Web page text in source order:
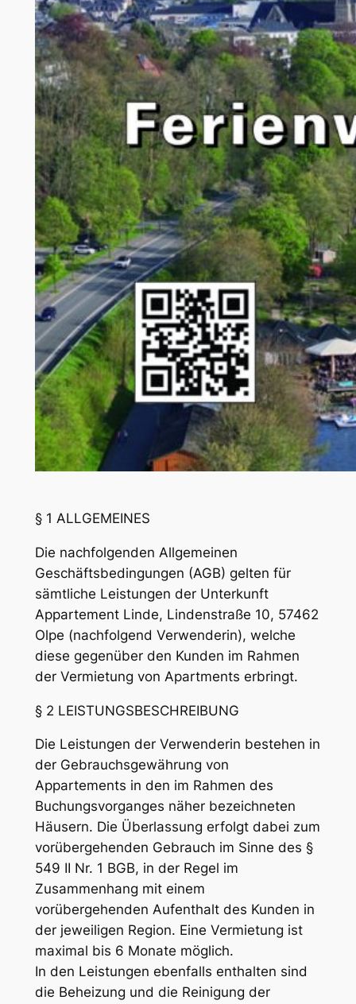
§ 1 ALLGEMEINES
Die nachfolgenden Allgemeinen
Geschäftsbedingungen (AGB) gelten für
sämtliche Leistungen der Unterkunft
Appartement Linde, Lindenstraße 10, 57462
Olpe (nachfolgend Verwenderin), welche
diese gegenüber den Kunden im Rahmen
der Vermietung von Apartments erbringt.
§ 2 LEISTUNGSBESCHREIBUNG
Die Leistungen der Verwenderin bestehen in
der Gebrauchsgewährung von
Appartements in den im Rahmen des
Buchungsvorganges näher bezeichneten
Häusern. Die Überlassung erfolgt dabei zum
vorübergehenden Gebrauch im Sinne des §
549 II Nr. 1 BGB, in der Regel im
Zusammenhang mit einem
vorübergehenden Aufenthalt des Kunden in
der jeweiligen Region. Eine Vermietung ist
maximal bis 6 Monate möglich.
In den Leistungen ebenfalls enthalten sind
die Beheizung und die Reinigung der